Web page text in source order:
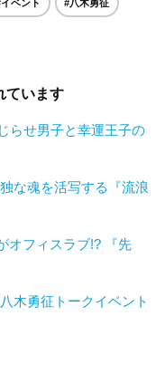
ベント #八木勇征
ています
らせ男子と幸運王子の
な魂を活写する『流浪
オフィスラブ!? 『先
木勇征トークイベント